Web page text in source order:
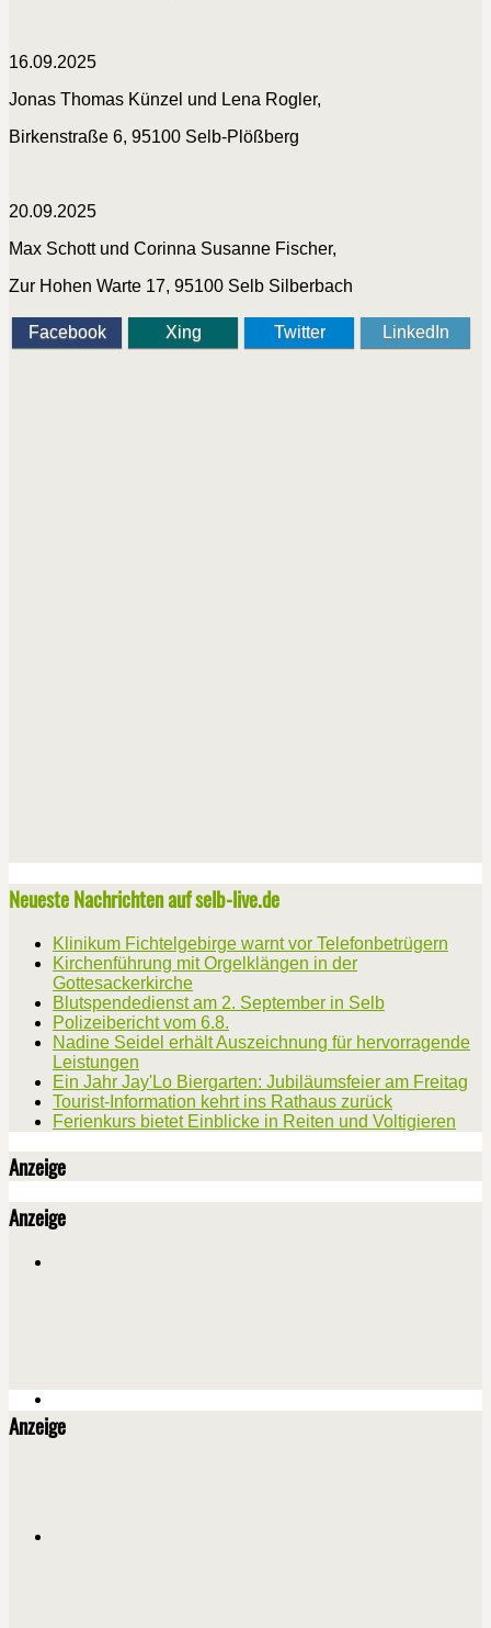
16.09.2025
Jonas Thomas Künzel und Lena Rogler,
Birkenstraße 6, 95100 Selb-Plößberg
20.09.2025
Max Schott und Corinna Susanne Fischer,
Zur Hohen Warte 17, 95100 Selb Silberbach
Facebook Xing Twitter LinkedIn
Neueste Nachrichten auf selb-live.de
Klinikum Fichtelgebirge warnt vor Telefonbetrügern
Kirchenführung mit Orgelklängen in der
Gottesackerkirche
Blutspendedienst am 2. September in Selb
Polizeibericht vom 6.8.
Nadine Seidel erhält Auszeichnung für hervorragende
Leistungen
Ein Jahr Jay'Lo Biergarten: Jubiläumsfeier am Freitag
Tourist-Information kehrt ins Rathaus zurück
Ferienkurs bietet Einblicke in Reiten und Voltigieren
Anzeige
Anzeige
Anzeige